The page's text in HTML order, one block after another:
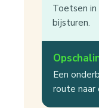
Toetsen in
bijsturen.
Een
route naar